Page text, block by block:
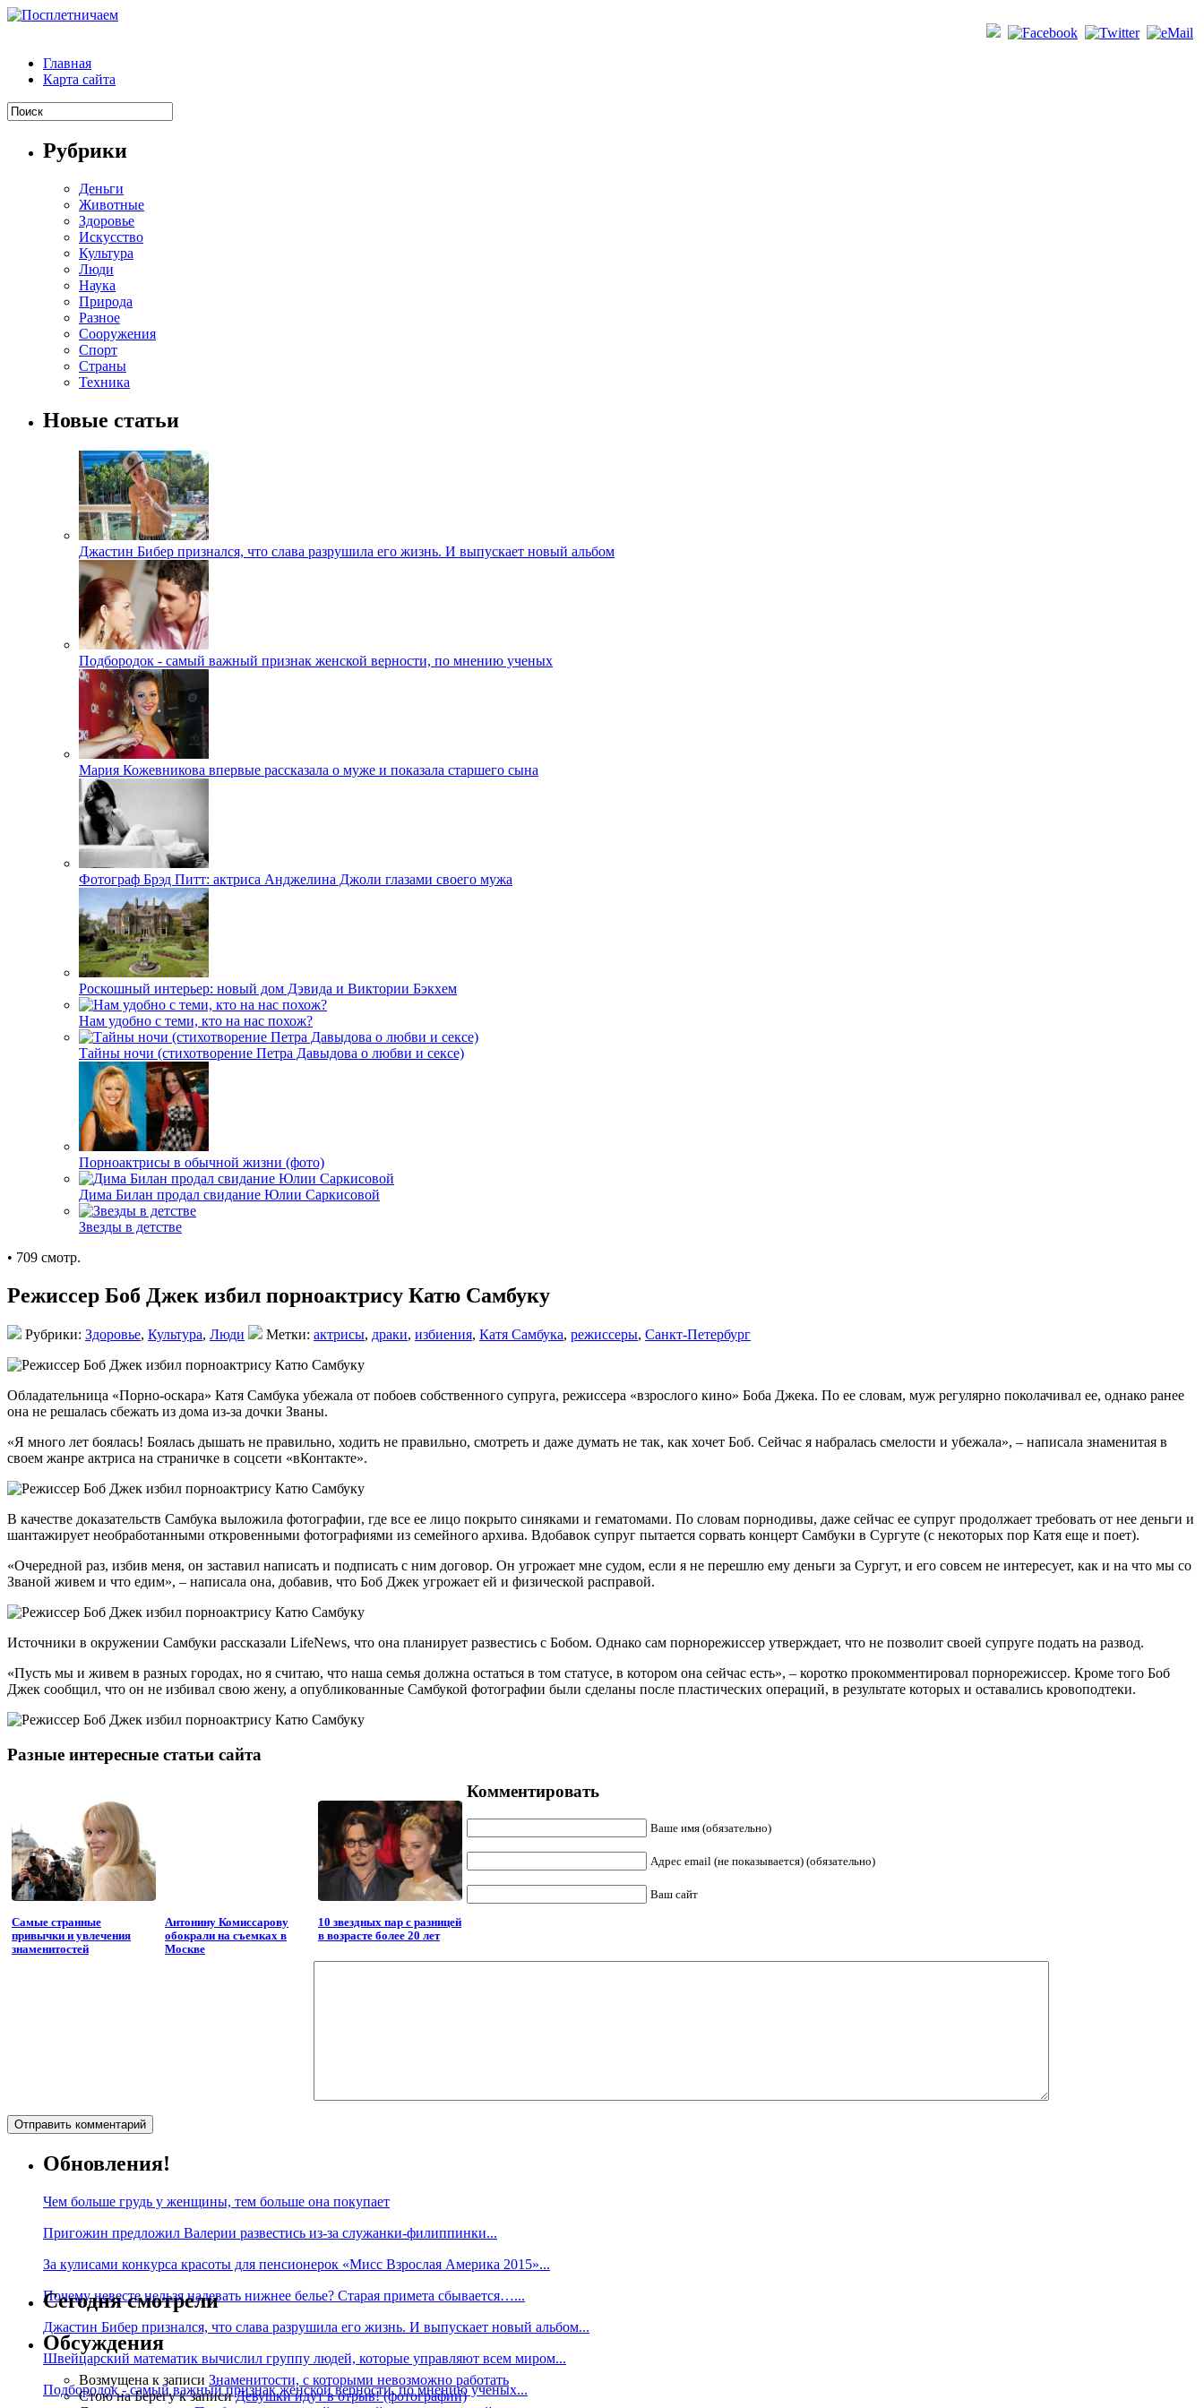
Главная
Карта сайта
Рубрики
Деньги
Животные
Здоровье
Искусство
Культура
Люди
Наука
Природа
Разное
Сооружения
Спорт
Страны
Техника
Новые статьи
Джастин Бибер признался, что слава разрушила его жизнь. И выпускает новый альбом
Подбородок - самый важный признак женской верности, по мнению ученых
Мария Кожевникова впервые рассказала о муже и показала старшего сына
Фотограф Брэд Питт: актриса Анджелина Джоли глазами своего мужа
Роскошный интерьер: новый дом Дэвида и Виктории Бэкхем
Нам удобно с теми, кто на нас похож?
Тайны ночи (стихотворение Петра Давыдова о любви и сексе)
Порноактрисы в обычной жизни (фото)
Дима Билан продал свидание Юлии Саркисовой
Звезды в детстве
• 709 смотр.
Режиссер Боб Джек избил порноактрису Катю Самбуку
Рубрики: Здоровье, Культура, Люди Метки: актрисы, драки, избиения, Катя Самбука, режиссеры, Санкт-Петербург
Обладательница «Порно-оскара» Катя Самбука убежала от побоев собственного супруга, режиссера «взрослого кино» Боба Джека. По ее словам, муж регулярно поколачивал ее, однако ранее
она не решалась сбежать из дома из-за дочки Званы.
«Я много лет боялась! Боялась дышать не правильно, ходить не правильно, смотреть и даже думать не так, как хочет Боб. Сейчас я набралась смелости и убежала», – написала знаменитая в
своем жанре актриса на страничке в соцсети «вКонтакте».
В качестве доказательств Самбука выложила фотографии, где все ее лицо покрыто синяками и гематомами. По словам порнодивы, даже сейчас ее супруг продолжает требовать от нее деньги и
шантажирует необработанными откровенными фотографиями из семейного архива. Вдобавок супруг пытается сорвать концерт Самбуки в Сургуте (с некоторых пор Катя еще и поет).
«Очередной раз, избив меня, он заставил написать и подписать с ним договор. Он угрожает мне судом, если я не перешлю ему деньги за Сургут, и его совсем не интересует, как и на что мы со
Званой живем и что едим», – написала она, добавив, что Боб Джек угрожает ей и физической расправой.
Источники в окружении Самбуки рассказали LifeNews, что она планирует развестись с Бобом. Однако сам порнорежиссер утверждает, что не позволит своей супруге подать на развод.
«Пусть мы и живем в разных городах, но я считаю, что наша семья должна остаться в том статусе, в котором она сейчас есть», – коротко прокомментировал порнорежиссер. Кроме того Боб
Джек сообщил, что он не избивал свою жену, а опубликованные Самбукой фотографии были сделаны после пластических операций, в результате которых и оставались кровоподтеки.
Разные интересные статьи сайта
Самые странные
привычки и увлечения
знаменитостей
Антонину Комиссарову
обокрали на съемках в
Москве
10 звездных пар с разницей
в возрасте более 20 лет
Комментировать
Ваше имя (обязательно)
Адрес email (не показывается) (обязательно)
Ваш сайт
Обновления!
Чем больше грудь у женщины, тем больше она покупает
Пригожин предложил Валерии развестись из-за служанки-филиппинки...
За кулисами конкурса красоты для пенсионерок «Мисс Взрослая Америка 2015»...
Почему невесте нельзя надевать нижнее белье? Старая примета сбывается…...
Джастин Бибер признался, что слава разрушила его жизнь. И выпускает новый альбом...
Швейцарский математик вычислил группу людей, которые управляют всем миром...
Подбородок - самый важный признак женской верности, по мнению ученых...
Сегодня смотрели
Обсуждения
Возмущена к записи Знаменитости, с которыми невозможно работать
Стою на Берегук записиДевушки идут в отрыв! (фотографии)